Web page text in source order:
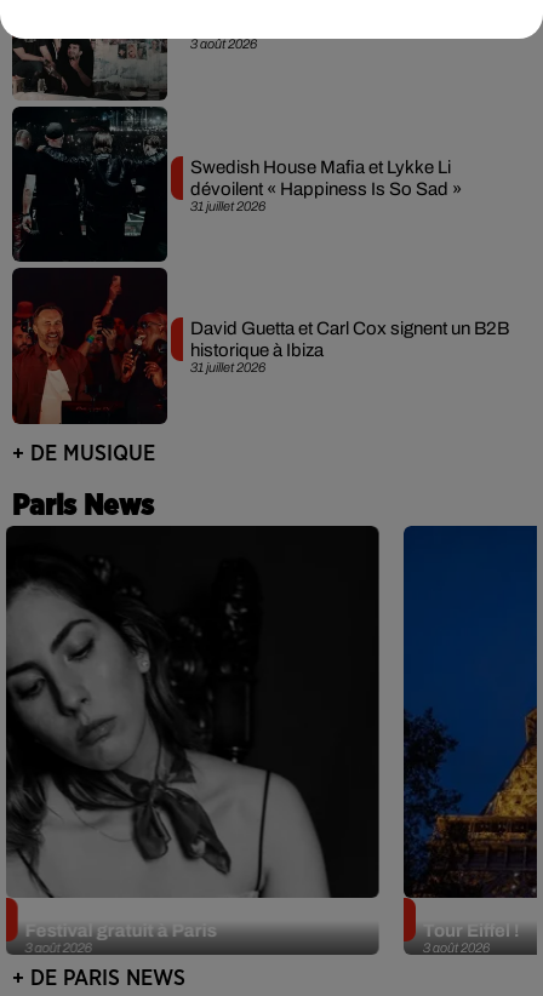
3 août 2026
31 juillet 2026
Swedish House Mafia et Lykke Li
dévoilent « Happiness Is So Sad »
31 juillet 2026
David Guetta et Carl Cox signent un B2B
historique à Ibiza
+ DE MUSIQUE
Paris News
3 août 2026
Festival gratuit à Paris
3 août 2026
Tour Eiffel !
+ DE PARIS NEWS